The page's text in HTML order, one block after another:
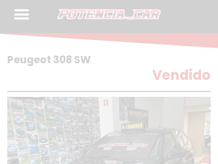
Peugeot 308 SW
Vendido